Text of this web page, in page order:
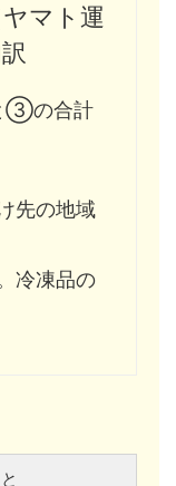
マト運
の合計
先の地域
冷凍品の